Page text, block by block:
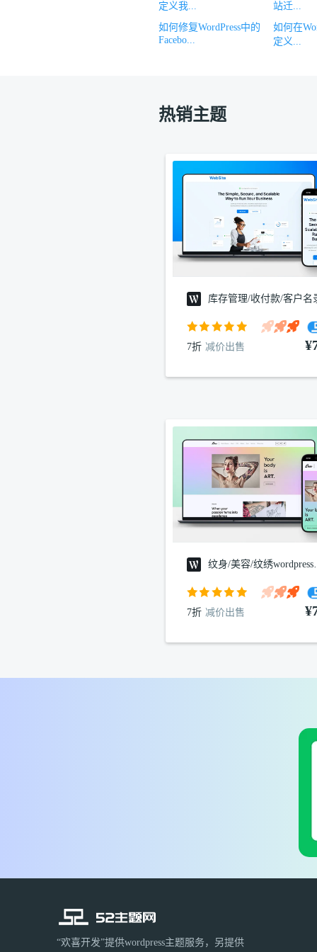
定义我...
站迁...
如何修复WordPress中的
Facebo...
如何在
定义...
热销主题
库存管理/收付款/客户名
7折 减价出售
7折 减价出售
“欢喜开发”提供wordpress主题服务，另提供